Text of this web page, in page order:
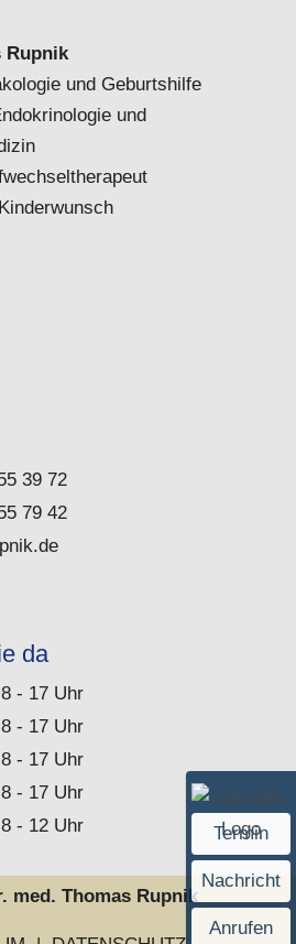
Rupnik
und Geburtshilfe
und
39 72
79 42
da
8 - 17 Uhr
8 - 17 Uhr
8 - 17 Uhr
8 - 17 Uhr
8 - 12 Uhr
med. Thomas Rupnik
Termin
Nachricht
Anrufen